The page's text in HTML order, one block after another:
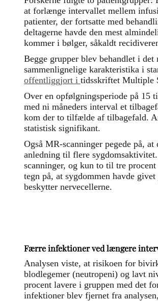
at forlænge intervallet mellem
patienter, der fortsatte med
deltagerne havde den mest
kommer i bølger, såkaldt
Begge grupper blev behandlet i det
sammenlignelige karakteristika i
offentliggjort i tidsskriftet Multiple
Over en opfølgningsperiode på 15
med ni måneders interval et
kom der to tilfælde af tilbagefald.
statistisk signifikant.
Også MR-scanninger pegede på,
anledning til flere
scanninger, og kun to til tre
tegn på, at sygdommen havde
beskytter nervecellerne.
Færre infektioner ved længere
Analysen viste, at risikoen for
blodlegemer (neutropeni) og lavt
procent lavere i gruppen med det
infektioner blev fjernet fra